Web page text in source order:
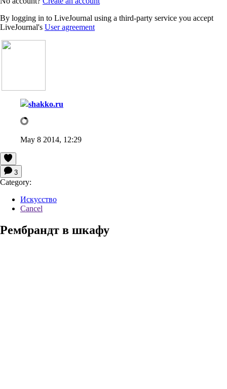
By logging in to LiveJournal using a third-party service you accept
LiveJournal's User agreement
shakko.ru
May 8 2014, 12:29
3
Category:
Искусство
Cancel
Рембрандт в шкафу